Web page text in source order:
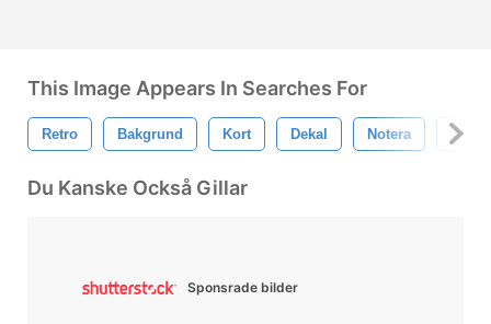
This Image Appears In Searches For
Retro Bakgrund Kort Dekal Notera Tack
Du Kanske Också Gillar
Sponsrade bilder